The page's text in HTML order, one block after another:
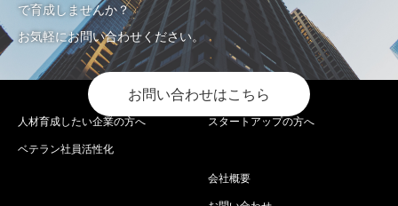
で育成しませんか？
お気軽にお問い合わせください。
お問い合わせはこちら
人材育成したい企業の方へ
ベテラン社員活性化
スタートアップの方へ
会社概要